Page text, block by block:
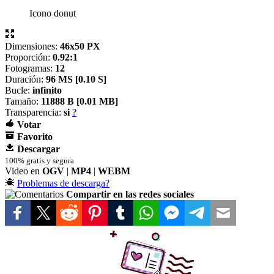
Icono donut
Dimensiones: 46x50 PX
Proporción: 0.92:1
Fotogramas: 12
Duración: 96 MS [0.10 S]
Bucle: infinito
Tamaño: 11888 B [0.01 MB]
Transparencia: si ?
Votar
Favorito
Descargar
100% gratis y segura
Video en OGV | MP4 | WEBM
Problemas de descarga?
Compartir en las redes sociales